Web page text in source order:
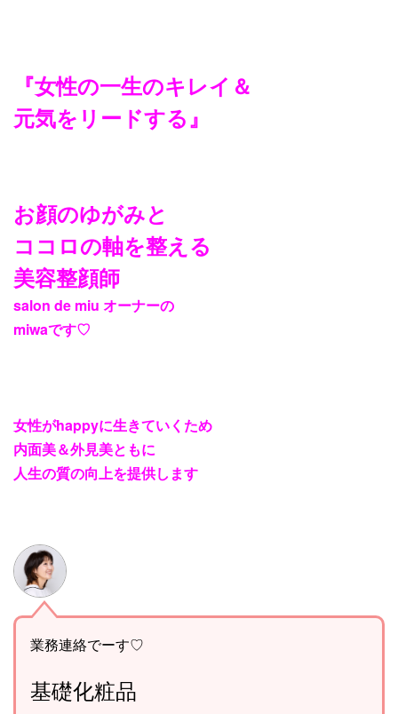
『女性の一生のキレイ＆
元気をリードする』
お顔のゆがみと
ココロの軸を整える
美容整顔師
salon de miu オーナーの
miwaです♡
女性がhappyに生きていくため
内面美＆外見美ともに
人生の質の向上を提供します
業務連絡でーす♡
基礎化粧品